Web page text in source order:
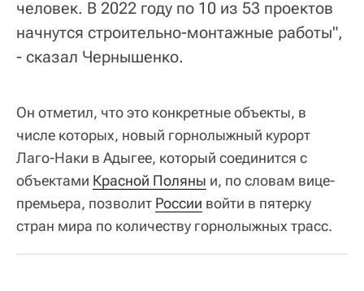
человек. В 2022 году по 10 из 53 проектов
начнутся строительно-монтажные работы",
- сказал Чернышенко.
Он отметил, что это конкретные объекты, в
числе которых, новый горнолыжный курорт
Лаго-Наки в Адыгее, который соединится с
объектами Красной Поляны и, по словам вице-
премьера, позволит России войти в пятерку
стран мира по количеству горнолыжных трасс.